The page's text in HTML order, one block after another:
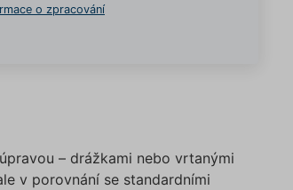
o zpracování
– drážkami nebo vrtanými
v porovnání se standardními